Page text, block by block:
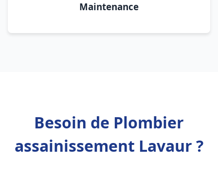
Maintenance
Besoin de Plombier
assainissement Lavaur ?